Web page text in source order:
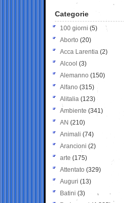
Categorie
100 giorni (5)
Aborto (20)
Acca Larentia (2)
Alcool (3)
Alemanno (150)
Alfano (315)
Alitalia (123)
Ambiente (341)
AN (210)
Animali (74)
Arancioni (2)
arte (175)
Attentato (329)
Auguri (13)
Batini (3)